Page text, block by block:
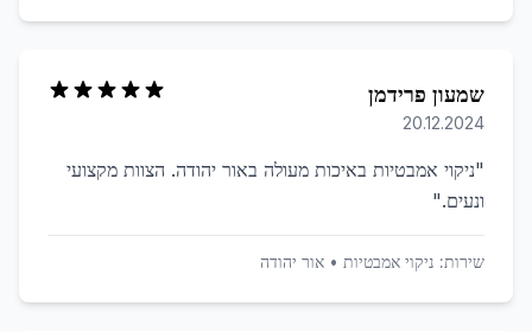
שמעון פרידמן
20.12.2024
"ניקוי אמבטיות באיכות מעולה באור יהודה. הצוות מקצועי
ונעים."
שירות: ניקוי אמבטיות • אור יהודה